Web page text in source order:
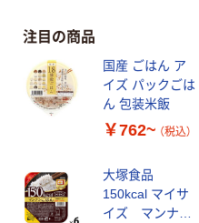
注目の商品
国産 ごはん ア
イズ パックごは
ん 包装米飯
￥762~ （税込）
大塚食品
150kcal マイサ
イズ マンナン